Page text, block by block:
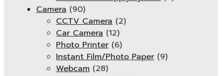
Camera (90)
CCTV Camera (2)
Car Camera (12)
Photo Printer (6)
Instant Film/Photo Paper (9)
Webcam (28)